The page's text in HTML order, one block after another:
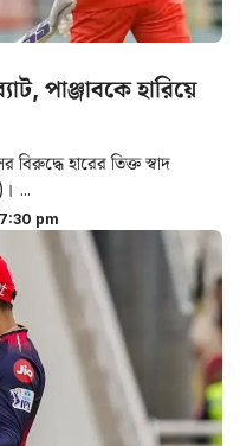
পাঞ্জাবকে হারিয়ে
হারের তিক্ত স্বাদ
...
pm